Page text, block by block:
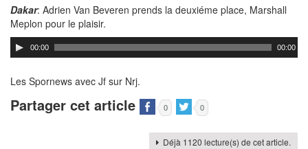
Dakar: Adrien Van Beveren prends la deuxiéme place, Marshall
Meplon pour le plaisir.
00:00 00:00
Les Spornews avec Jf sur Nrj.
Partager cet article 0 0
Déjà 1120 lecture(s) de cet article.